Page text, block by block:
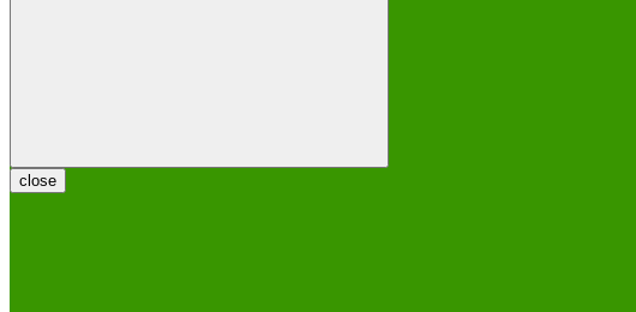
close